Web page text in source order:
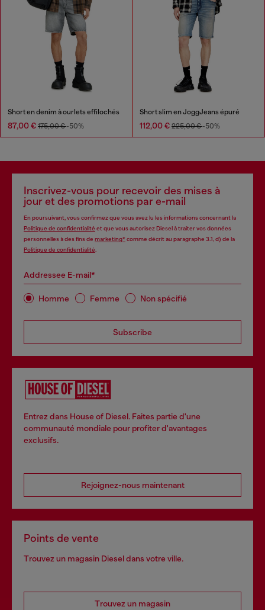
Short en denim à ourlets effilochés
87,00 € 175,00 €-50%
Short slim en JoggJeans épuré
112,00 € 225,00 €-50%
Inscrivez-vous pour recevoir des mises à
jour et des promotions par e-mail
En poursuivant, vous confirmez que vous avez lu les informations concernant la
Politique de confidentialité et que vous autorisez Diesel à traiter vos données
personnelles à des fins de marketing*comme décrit au paragraphe 3.1, d) de la
Politique de confidentialité
Addressee E-mail*
Homme Femme Non spécifié
Subscribe
Entrez dans House of Diesel. Faites partie d'une
communauté mondiale pour profiter d'avantages
exclusifs.
Rejoignez-nous maintenant
Points de vente
Trouvez un magasin Diesel dans votre ville.
Trouvez un magasin